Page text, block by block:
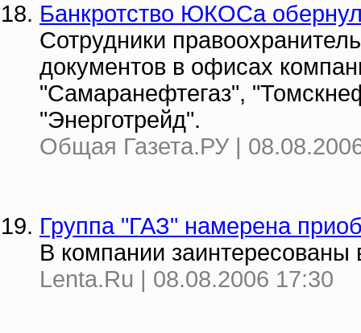
Банкротство ЮКОСа
Сотрудники
документов в офисах
"Самаранефтегаз",
"Энерготрейд".
Общая Газета.РУ |
Группа "ГАЗ" намерена
В компании заинтересованы
Lenta.Ru | 08.08.2006 17:30